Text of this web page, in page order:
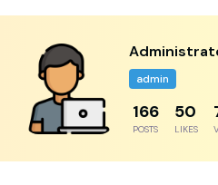
admin
192
POSTS
57
LIKES